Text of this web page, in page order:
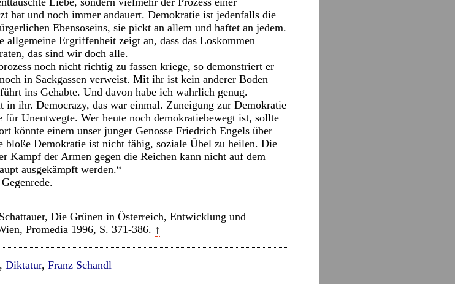
hat und noch immer andauert. Demokratie ist jedenfalls die
Ebensoseins, sie pickt an allem und haftet an jedem.
Ergriffenheit zeigt an, dass das Loskommen
das sind wir doch alle.
noch nicht richtig zu fassen kriege, so demonstriert er
in Sackgassen verweist. Mit ihr ist kein anderer Boden
ins Gehabte. Und davon habe ich wahrlich genug.
in ihr. Democrazy, das war einmal. Zuneigung zur Demokratie
Unentwegte. Wer heute noch demokratiebewegt ist, sollte
könnte einem unser junger Genosse Friedrich Engels über
bloße Demokratie ist nicht fähig, soziale Übel zu heilen. Die
Kampf der Armen gegen die Reichen kann nicht auf dem
ausgekämpft werden.“
Die Grünen in Österreich, Entwicklung und
Promedia 1996, S. 371-386. ↑
, Diktatur, Franz Schandl